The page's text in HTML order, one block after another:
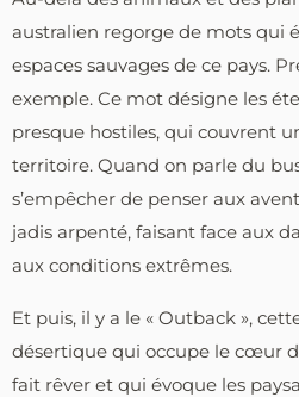
australien regorge de mots qui
espaces sauvages de ce pays.
exemple. Ce mot désigne les
presque hostiles, qui couvrent
territoire. Quand on parle du
s’empêcher de penser aux
jadis arpenté, faisant face aux
aux conditions extrêmes.
Et puis, il y a le « Outback »,
désertique qui occupe le cœur
fait rêver et qui évoque les